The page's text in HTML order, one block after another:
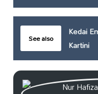
See also
Kedai
Kartini